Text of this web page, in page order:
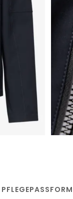
PASSFORM